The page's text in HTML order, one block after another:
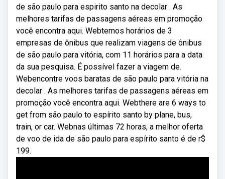
de são paulo para espirito santo na decolar ️. As
melhores tarifas de passagens aéreas em promoção
você encontra aqui. Webtemos horários de 3
empresas de ônibus que realizam viagens de ônibus
de são paulo para vitória, com 11 horários para a data
da sua pesquisa. É possível fazer a viagem de.
Webencontre voos baratas de são paulo para vitória na
decolar ️. As melhores tarifas de passagens aéreas em
promoção você encontra aqui. Webthere are 6 ways to
get from são paulo to espírito santo by plane, bus,
train, or car. Webnas últimas 72 horas, a melhor oferta
de voo de ida de são paulo para espírito santo é de r$
199.